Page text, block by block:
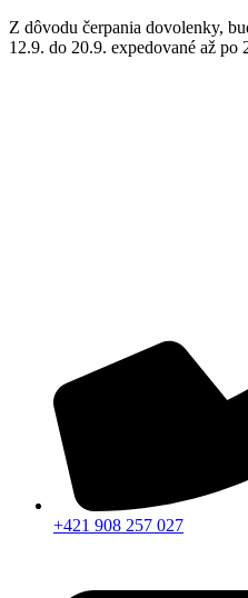
Z dôvodu čerpania dovolenky,
12.9. do 20.9. expedované až po
+421 908 257 027